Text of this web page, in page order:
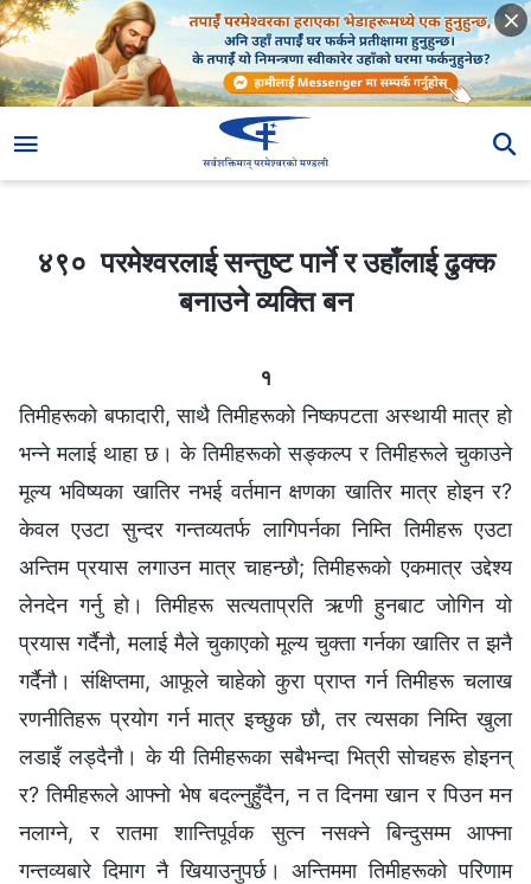
४९० परमेश्‍वरलाई सन्तुष्ट पार्ने र उहाँलाई ढुक्क बनाउने व्यक्ति बन
४९० परमेश्‍वरलाई सन्तुष्ट पार्ने र उहाँलाई ढुक्क
बनाउने व्यक्ति बन
१
तिमीहरूको बफादारी, साथै तिमीहरूको निष्कपटता अस्थायी मात्र हो
भन्‍ने मलाई थाहा छ। के तिमीहरूको सङ्कल्प र तिमीहरूले चुकाउने
मूल्य भविष्यका खातिर नभई वर्तमान क्षणका खातिर मात्र होइन र?
केवल एउटा सुन्दर गन्तव्यतर्फ लागिपर्नका निम्ति तिमीहरू एउटा
अन्तिम प्रयास लगाउन मात्र चाहन्छौ; तिमीहरूको एकमात्र उद्देश्य
लेनदेन गर्नु हो। तिमीहरू सत्यताप्रति ऋणी हुनबाट जोगिन यो
प्रयास गर्दैनौ, मलाई मैले चुकाएको मूल्य चुक्ता गर्नका खातिर त झनै
गर्दैनौ। संक्षिप्तमा, आफूले चाहेको कुरा प्राप्त गर्न तिमीहरू चलाख
रणनीतिहरू प्रयोग गर्न मात्र इच्छुक छौ, तर त्यसका निम्ति खुला
लडाइँ लड्दैनौ। के यी तिमीहरूका सबैभन्दा भित्री सोचहरू होइनन्
र? तिमीहरूले आफ्नो भेष बदल्नुहुँदैन, न त दिनमा खान र पिउन मन
नलाग्ने, र रातमा शान्तिपूर्वक सुत्न नसक्ने बिन्दुसम्म आफ्ना
गन्तव्यबारे दिमाग नै खियाउनुपर्छ। अन्तिममा तिमीहरूको परिणाम